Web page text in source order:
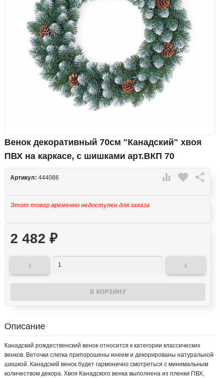
Венок декоративный 70см "Канадский" хвоя
ПВХ на каркасе, с шишками арт.ВКП 70
 favorite 
Артикул: 444086
Этот товар временно недоступен для заказа
2 482 ₽
 
Описание
Канадский рождественский венок относится к категории классических
венков. Веточки слегка припорошены инеем и декорированы натуральной
шишкой. Канадский венок будет гармонично смотреться с минимальным
количеством декора. Хвоя Канадского венка выполнена из пленки ПВХ,